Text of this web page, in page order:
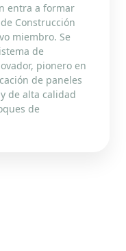
entra a formar
Construcción
miembro. Se
de
pionero en
de paneles
de alta calidad
de